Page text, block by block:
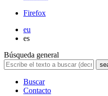
Firefox
eu
es
Búsqueda general
Buscar
Contacto